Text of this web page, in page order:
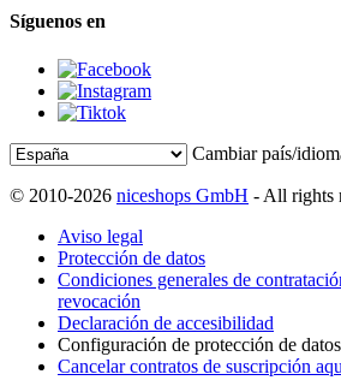
Síguenos en
Cambiar país/
© 2010-2026 niceshops GmbH - All rights
Aviso legal
Protección de datos
Condiciones generales de
revocación
Declaración de accesibilidad
Configuración de protección de datos
Cancelar contratos de suscripción